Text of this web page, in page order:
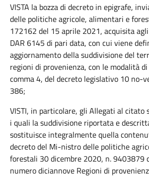
VISTA la bozza di decreto in epigrafe,
delle politiche agricole, alimentari e
172162 del 15 aprile 2021, acquisita
DAR 6145 di pari data, con cui viene
aggiornamento della suddivisione del
regioni di provenienza, con le modalità
comma 4, del decreto legislativo 10 no-
386;
VISTI, in particolare, gli Allegati al citato
i quali la suddivisione riportata e
sostituisce integralmente quella
decreto del Mi-nistro delle politiche
forestali 30 dicembre 2020, n. 9403879
numero diciannove Regioni di